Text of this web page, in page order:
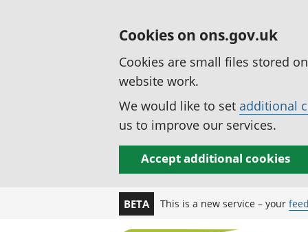
Cookies on ons.gov.uk
Cookies are small files stored
website work.
We would like to set additional
us to improve our services.
Accept additional cookies
BETA This is a new service – your